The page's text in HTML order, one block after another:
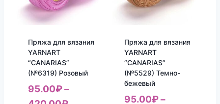
Пряжа для вязания
YARNART
“CANARIAS”
(№6319) Розовый
95.00₽–
Пряжа для вязания
YARNART
“CANARIAS”
(№5529) Темно-
бежевый
95.00₽–